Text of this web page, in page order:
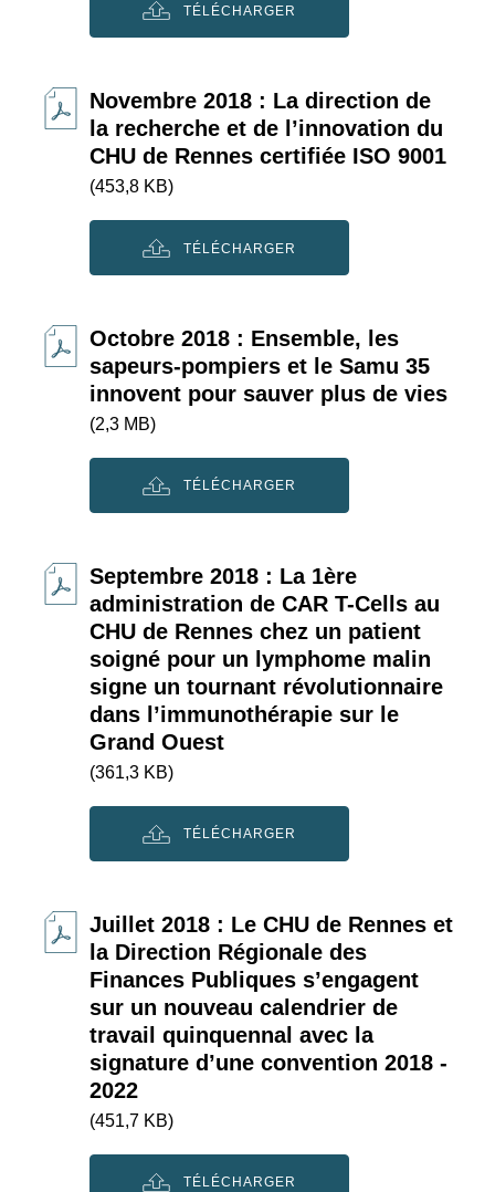
TÉLÉCHARGER
Novembre 2018 : La direction de
la recherche et de l’innovation du
CHU de Rennes certifiée ISO 9001
(453,8 KB)
TÉLÉCHARGER
Octobre 2018 : Ensemble, les
sapeurs-pompiers et le Samu 35
innovent pour sauver plus de vies
(2,3 MB)
TÉLÉCHARGER
Septembre 2018 : La 1ère
administration de CAR T-Cells au
CHU de Rennes chez un patient
soigné pour un lymphome malin
signe un tournant révolutionnaire
dans l’immunothérapie sur le
Grand Ouest
(361,3 KB)
TÉLÉCHARGER
Juillet 2018 : Le CHU de Rennes et
la Direction Régionale des
Finances Publiques s’engagent
sur un nouveau calendrier de
travail quinquennal avec la
signature d’une convention 2018 -
2022
(451,7 KB)
TÉLÉCHARGER